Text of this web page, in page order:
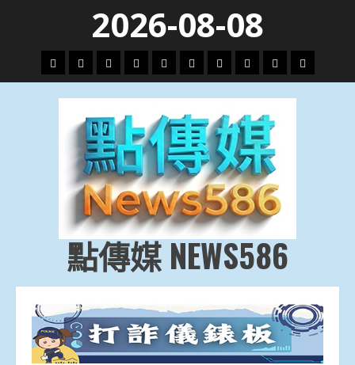
content
2026-08-08
頭
條
財
經
地
方.
會
文
教.
技
專
題
娛
樂
劇
政
治
國
際
運
動
生
活
點傳媒 NEWS586